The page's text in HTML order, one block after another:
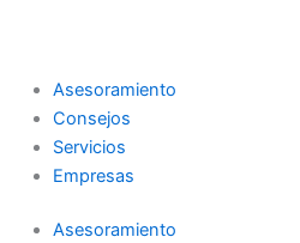
Asesoramiento
Consejos
Servicios
Empresas
Asesoramiento